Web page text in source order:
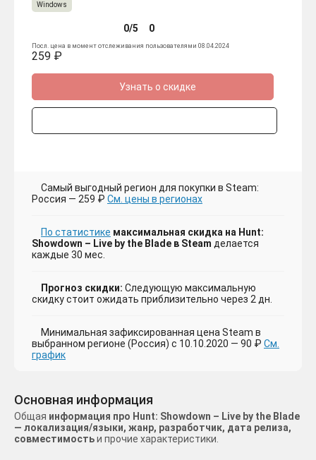
Windows
0/5 0
Посл. цена в момент отслеживания пользователями 08.04.2024
259 ₽
Узнать о скидке
Самый выгодный регион для покупки в Steam:
Россия — 259 ₽ См. цены в регионах
По статистике максимальная скидка на Hunt:
Showdown – Live by the Blade в Steam делается
каждые 30 мес.
Прогноз скидки: Следующую максимальную
скидку стоит ожидать приблизительно через 2 дн.
Минимальная зафиксированная цена Steam в
выбранном регионе (Россия) с 10.10.2020 — 90 ₽ См.
график
Основная информация
Общая информация про Hunt: Showdown – Live by the Blade
— локализация/языки, жанр, разработчик, дата релиза,
совместимостьи прочие характеристики.